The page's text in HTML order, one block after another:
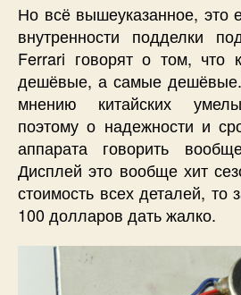
Но всё вышеуказанное,
внутренности подделки
Ferrari говорят о том, что
дешёвые, а самые
мнению китайских
поэтому о надежности и
аппарата говорить
Дисплей это вообще хит
стоимость всех деталей, то
100 долларов дать жалко.